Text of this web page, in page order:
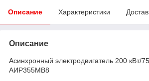
Описание Характеристики
Описание
Асинхронный электродвигатель 200 кВт/
АИР355МВ8